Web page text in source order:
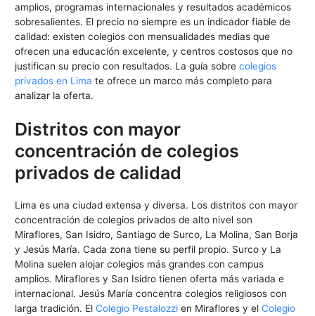
amplios, programas internacionales y resultados académicos
sobresalientes. El precio no siempre es un indicador fiable de
calidad: existen colegios con mensualidades medias que
ofrecen una educación excelente, y centros costosos que no
justifican su precio con resultados. La guía sobrecolegios
privados en Lima te ofrece un marco más completo para
analizar la oferta.
Distritos con mayor
concentración de colegios
privados de calidad
Lima es una ciudad extensa y diversa. Los distritos con mayor
concentración de colegios privados de alto nivel son
Miraflores, San Isidro, Santiago de Surco, La Molina, San Borja
y Jesús María. Cada zona tiene su perfil propio. Surco y La
Molina suelen alojar colegios más grandes con campus
amplios. Miraflores y San Isidro tienen oferta más variada e
internacional. Jesús María concentra colegios religiosos con
larga tradición. ElColegio Pestalozzi en Miraflores y elColegio